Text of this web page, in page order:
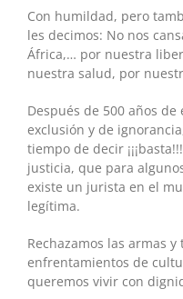
Con humildad, pero
les decimos: No nos
África,… por nuestra
nuestra salud, por
Después de 500 años
exclusión y de
tiempo de decir
justicia, que para
existe un jurista en el
legítima.
Rechazamos las armas
enfrentamientos de
queremos vivir con